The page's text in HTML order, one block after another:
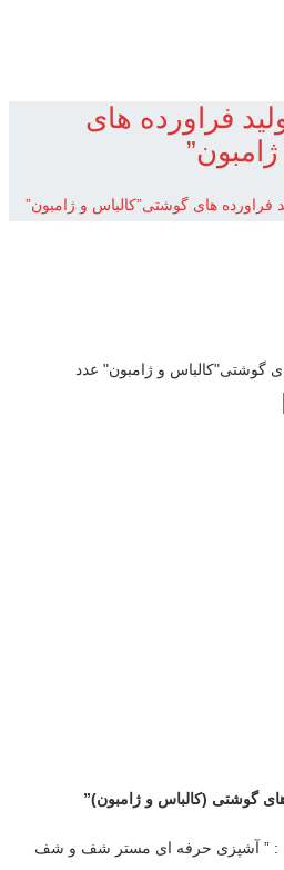
فراورده های
فراورده های گوشتی”کالباس و ژامبون”
گوشتی"کالباس و ژامبون" عدد
گوشتی (کالباس و ژامبون)”
: ” آشپزی حرفه ای مستر شف و شف